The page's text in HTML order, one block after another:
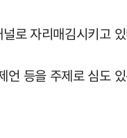
로 자리매김시키고
등을 주제로 심도